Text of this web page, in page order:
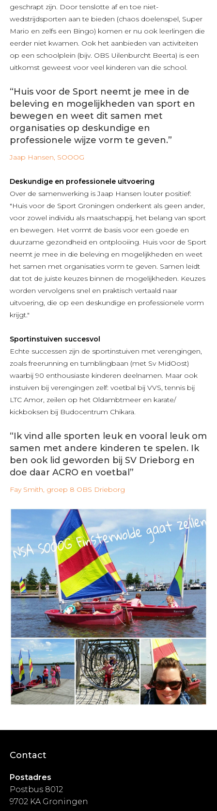
geschrapt zijn. Door tenslotte af en toe niet-
wedstrijdsporten aan te bieden (chaos doelenspel, Super
Mario en zelfs een Bingo) komen er nu ook leerlingen die
eerder niet kwamen. Ook het aanbieden van activiteiten
op een schoolplein (bijv. OBS Uilenburcht Beerta) is een
uitkomst geweest voor veel kinderen van die school.
“Huis voor de Sport neemt je mee in de
beleving en mogelijkheden van sport en
bewegen en weet dit samen met
organisaties op deskundige en
professionele wijze vorm te geven.”
Jaap Hansen, SOOOG
Deskundige en professionele uitvoering
Over de samenwerking is Jaap Hansen louter positief:
"Huis voor de Sport Groningen onderkent als geen ander,
voor zowel individu als maatschappij, het belang van sport
en bewegen. Het vormt de basis voor een goede en
duurzame gezondheid en ontplooiing. Huis voor de Sport
neemt je mee in die beleving en mogelijkheden en weet
het samen met organisaties vorm te geven. Samen leidt
dat tot de juiste keuzes binnen de mogelijkheden. Keuzes
worden vervolgens snel en praktisch vertaald naar
uitvoering, die op een deskundige en professionele vorm
krijgt."
Sportinstuiven succesvol
Echte successen zijn de sportinstuiven met verengingen,
zoals freerunning en tumblingbaan (met Sv MidOost)
waarbij 90 enthousiaste kinderen deelnamen. Maar ook
instuiven bij verengingen zelf: voetbal bij VVS, tennis bij
LTC Amor, zeilen op het Oldambtmeer en karate/
kickboksen bij Budocentrum Chikara.
“Ik vind alle sporten leuk en vooral leuk om
samen met andere kinderen te spelen. Ik
ben ook lid geworden bij SV Drieborg en
doe daar ACRO en voetbal”
Fay Smith, groep 8 OBS Drieborg
Contact
Postadres
Postbus 8012
9702 KA Groningen